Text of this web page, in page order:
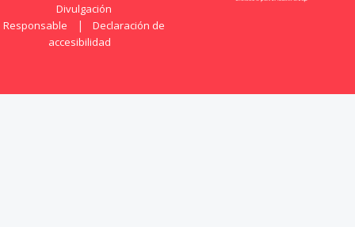
Divulgación
Responsable
|
Declaración de
accesibilidad